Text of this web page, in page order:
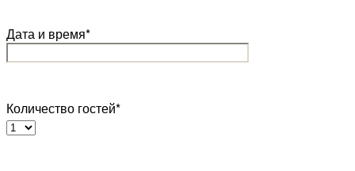
Дата и время*
Количество гостей*